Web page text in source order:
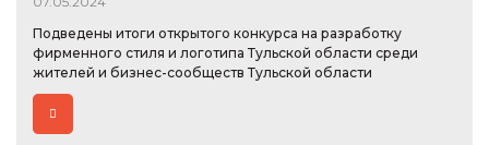
Подведены итоги открытого конкурса на разработку
фирменного стиля и логотипа Тульской области среди
жителей и бизнес-сообществ Тульской области